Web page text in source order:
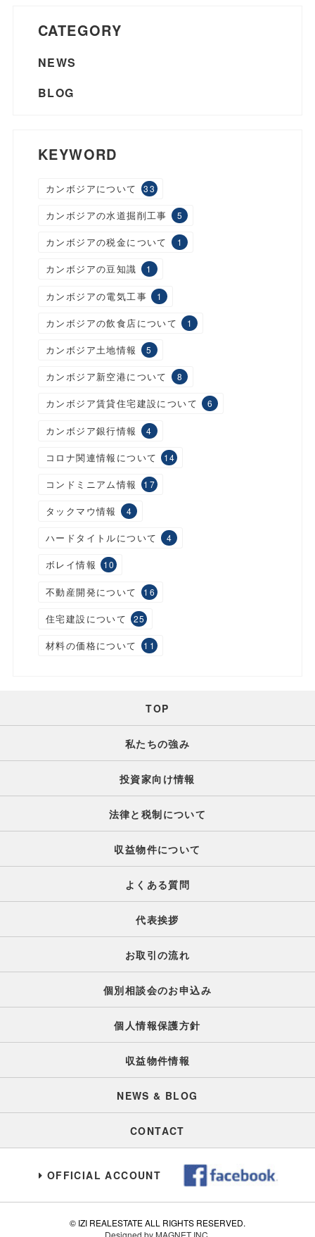
CATEGORY
NEWS
BLOG
KEYWORD
カンボジアについて 33
カンボジアの水道掘削工事 5
カンボジアの税金について 1
カンボジアの豆知識 1
カンボジアの電気工事 1
カンボジアの飲食店について 1
カンボジア土地情報 5
カンボジア新空港について 8
カンボジア賃貸住宅建設について 6
カンボジア銀行情報 4
コロナ関連情報について 14
コンドミニアム情報 17
タックマウ情報 4
ハードタイトルについて 4
ボレイ情報 10
不動産開発について 16
住宅建設について 25
材料の価格について 11
TOP
私たちの強み
投資家向け情報
法律と税制について
収益物件について
よくある質問
代表挨拶
お取引の流れ
個別相談会のお申込み
個人情報保護方針
収益物件情報
NEWS & BLOG
CONTACT
OFFICIAL ACCOUNT
© IZI REALESTATE ALL RIGHTS RESERVED.